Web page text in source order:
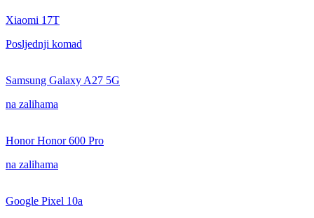
Xiaomi 17T
Posljednji komad
Samsung Galaxy A27 5G
na zalihama
Honor Honor 600 Pro
na zalihama
Google Pixel 10a